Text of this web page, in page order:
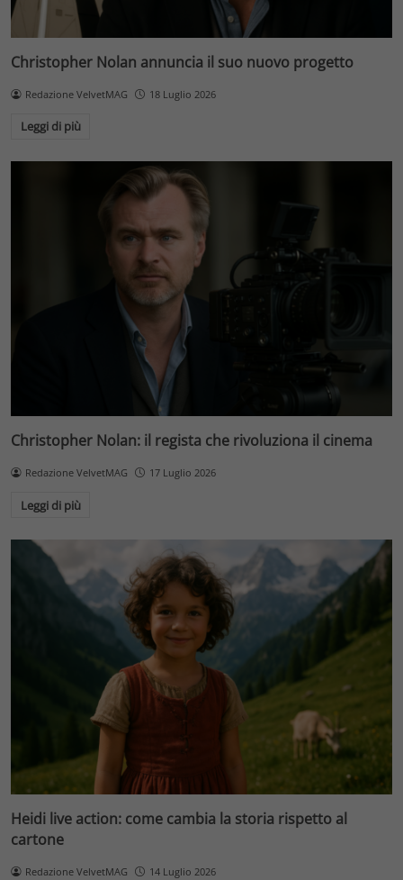
Christopher Nolan annuncia il suo nuovo progetto
Redazione VelvetMAG 18 Luglio 2026
Leggi di più
Christopher Nolan: il regista che rivoluziona il cinema
Redazione VelvetMAG 17 Luglio 2026
Leggi di più
Heidi live action: come cambia la storia rispetto al
cartone
Redazione VelvetMAG 14 Luglio 2026